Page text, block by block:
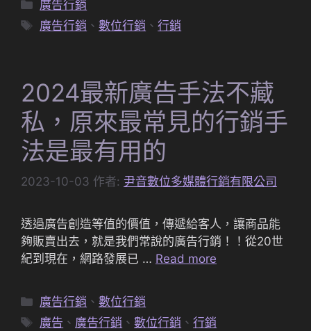
類
廣告行銷
標
廣告行銷 、數位行銷 、行銷
2024最新廣告手法不藏
私，原來最常見的行銷手
法是最有用的
2023-10-03 作者: 尹音數位多媒體行銷有限公司
透過廣告創造等值的價值，傳遞給客人，讓商品能
夠販賣出去，就是我們常說的廣告行銷！！從20世
紀到現在，網路發展已 … Read more
分
類
廣告行銷 、數位行銷
標
廣告 、 廣告行銷 、數位行銷 、行銷